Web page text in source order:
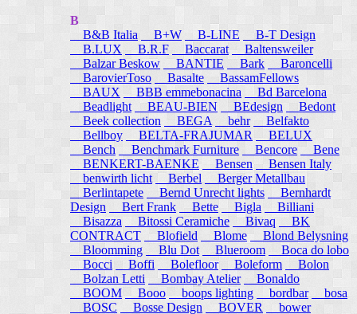
B
B&B Italia
B+W B-LINE
B-T Design
B.LUX
B.R.F Baccarat
Baltensweiler
Balzar Beskow
BANTIE Bark
Baroncelli
BarovierToso
Basalte
BassamFellows
BAUX
BBB emmebonacina
Bd Barcelona
Beadlight
BEAU-BIEN BEdesign
Bedont
Beek collection
BEGA behr
Belfakto
Bellboy
BELTA-FRAJUMAR
BELUX
Bench
Benchmark Furniture Bencore
Bene
BENKERT-BAENKE
Bensen
Bensen Italy
benwirth licht
Berbel
Berger Metallbau
Berlintapete
Bernd Unrecht lights
Bernhardt
Design
Bert Frank Bette Bigla
Billiani
Bisazza
Bitossi Ceramiche Bivaq
BK
CONTRACT
Blofield Blome Blond Belysning
Bloomming
Blu Dot Blueroom
Boca do lobo
Bocci
Boffi Bolefloor Boleform
Bolon
Bolzan Letti
Bombay Atelier
Bonaldo
BOOM
Booo boops lighting bordbar
bosa
BOSC
Bosse Design BOVER
bower